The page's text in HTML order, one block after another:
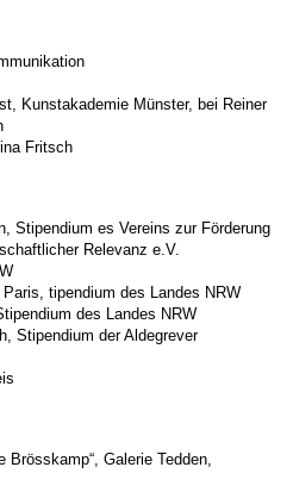
Kunstakademie Münster, bei Reiner
Fritsch
Stipendium es Vereins zur Förderung
Relevanz e.V.
tipendium des Landes NRW
des Landes NRW
Stipendium der Aldegrever
Brösskamp“, Galerie Tedden,